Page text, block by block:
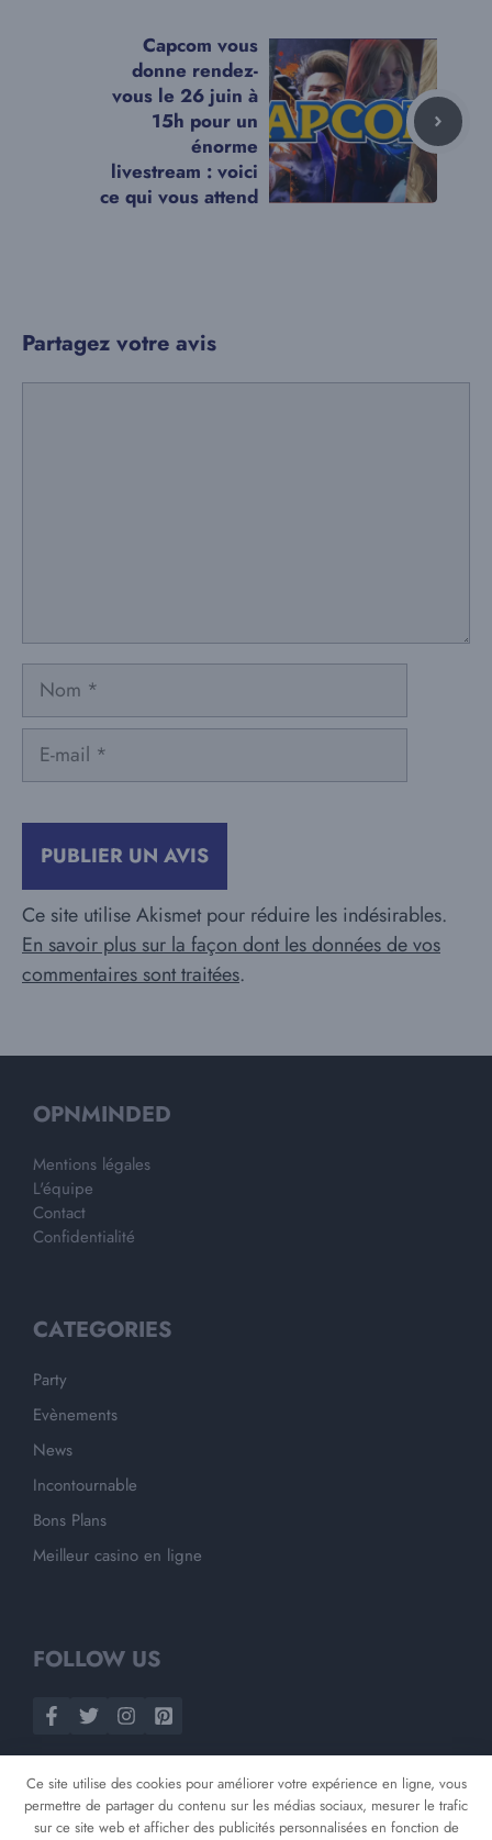
Capcom vous
donne rendez-
vous le 26 juin à
15h pour un
énorme
livestream : voici
ce qui vous attend
Partagez votre avis
Nom
mail
Ce site utilise Akismet pour réduire les indésirables.
En savoir plus sur la façon dont les données de vos
commentaires sont traitées.
OPNMINDED
Mentions légales
L'équipe
Contact
Confidentialité
CATEGORIES
Party
Evènements
News
Incontournable
Bons Plans
Meilleur casino en ligne
FOLLOW US
Ce site utilise des cookies pour améliorer votre expérience en ligne, vous
permettre de partager du contenu sur les médias sociaux, mesurer le trafic
sur ce site web et afficher des publicités personnalisées en fonction de